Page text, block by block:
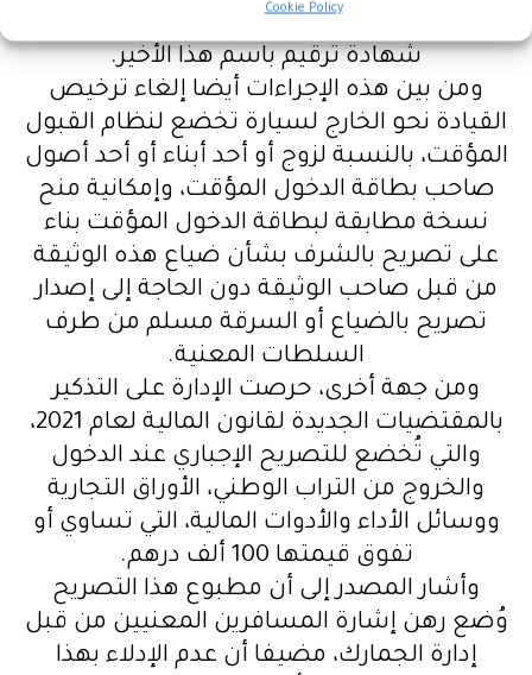
Cookie Policy
شهادة ترقيم باسم هذا الأخير.
ومن بين هذه الإجراءات أيضا إلغاء ترخيص
القيادة نحو الخارج لسيارة تخضع لنظام القبول
المؤقت، بالنسبة لزوج أو أحد أبناء أو أحد أصول
صاحب بطاقة الدخول المؤقت، وإمكانية منح
نسخة مطابقة لبطاقة الدخول المؤقت بناء
على تصريح بالشرف بشأن ضياع هذه الوثيقة
من قبل صاحب الوثيقة دون الحاجة إلى إصدار
تصريح بالضياع أو السرقة مسلم من طرف
السلطات المعنية.
ومن جهة أخرى، حرصت الإدارة على التذكير
بالمقتضيات الجديدة لقانون المالية لعام 2021،
والتي تُخضع للتصريح الإجباري عند الدخول
والخروج من التراب الوطني، الأوراق التجارية
ووسائل الأداء والأدوات المالية، التي تساوي أو
تفوق قيمتها 100 ألف درهم
.
وأشار المصدر إلى أن مطبوع هذا التصريح
وُضع رهن إشارة المسافرين المعنيين من قبل
إدارة الجمارك، مضيفا أن عدم الإدلاء بهذا